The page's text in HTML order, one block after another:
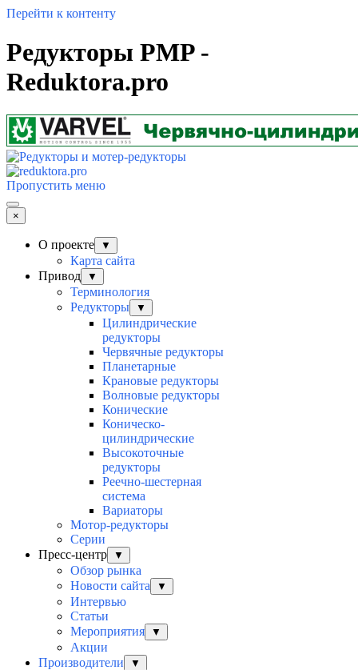
Перейти к контенту
Редукторы PMP -
Reduktora.pro
Пропустить меню
×
О проекте ▼
Карта сайта
Привод
▼
Терминология
Редукторы
▼
Цилиндрические
редукторы
Червячные редукторы
Планетарные
Крановые редукторы
Волновые редукторы
Конические
Коническо-
цилиндрические
Высокоточные
редукторы
Реечно-шестерная
система
Вариаторы
Мотор-редукторы
Серии
Пресс-центр
▼
Обзор рынка
Новости сайта
▼
Интервью
Статьи
Мероприятия
▼
Акции
Производители
▼